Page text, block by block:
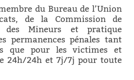
du Bureau de l’Union
de la Commission de
des Mineurs et pratique
permanences pénales tant
que pour les victimes et
24h/24h et 7j/7j pour toute